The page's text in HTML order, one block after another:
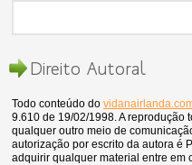
Direito Autoral
Todo conteúdo do
9.610 de 19/02/1998. A reprodução
qualquer outro meio de
autorização por escrito da autora é
adquirir qualquer material entre em